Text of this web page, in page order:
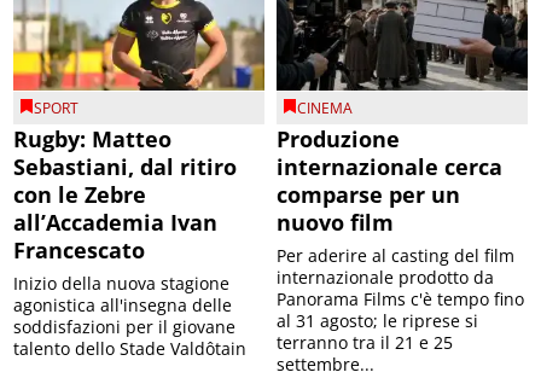
SPORT
Rugby: Matteo
Sebastiani, dal ritiro
con le Zebre
all’Accademia Ivan
Francescato
Inizio della nuova stagione
agonistica all'insegna delle
soddisfazioni per il giovane
talento dello Stade Valdôtain
CINEMA
Produzione
internazionale cerca
comparse per un
nuovo film
Per aderire al casting del film
internazionale prodotto da
Panorama Films c'è tempo fino
al 31 agosto; le riprese si
terranno tra il 21 e 25
settembre...